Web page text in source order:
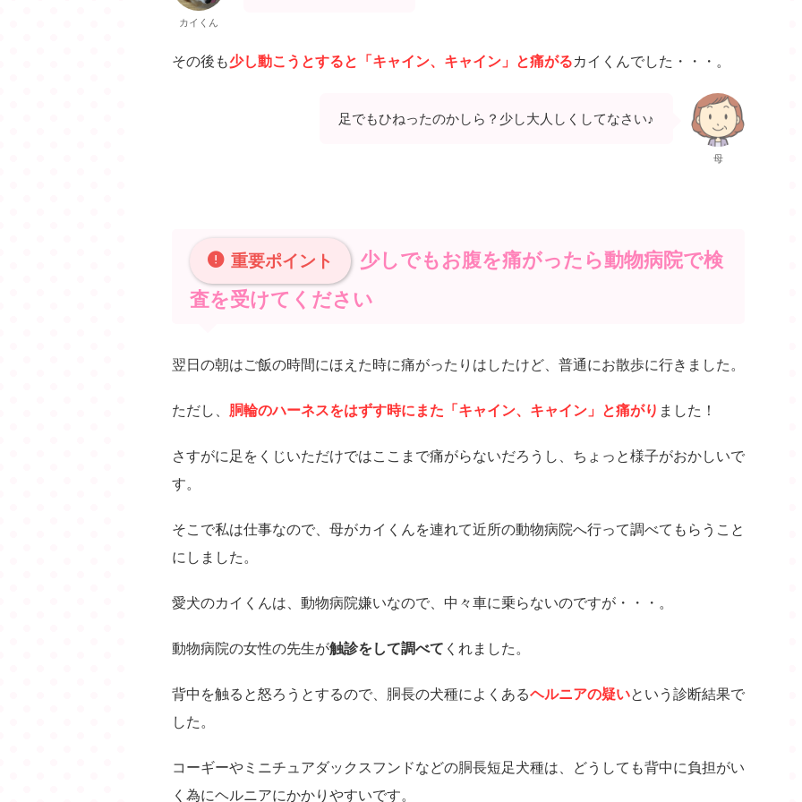
カイくん
その後も少し動こうとすると「キャイン、キャイン」と痛がるカイくんでした・・・。
足でもひねったのかしら？少し大人しくしてなさい♪
母
重要ポイント
少しでもお腹を痛がったら動物病院で検
査を受けてください
翌日の朝はご飯の時間にほえた時に痛がったりはしたけど、普通にお散歩に行きました。
ただし、 胴輪のハーネスをはずす時にまた「キャイン、キャイン」と痛がり ました！
さすがに足をくじいただけではここまで痛がらないだろうし、ちょっと様子がおかしいで
す。
そこで私は仕事なので、母がカイくんを連れて近所の動物病院へ行って調べてもらうこと
にしました。
愛犬のカイくんは、動物病院嫌いなので、中々車に乗らないのですが・・・。
動物病院の女性の先生が触診をして調べて くれました。
背中を触ると怒ろうとするので、胴長の犬種によくあるヘルニアの疑いという診断結果で
した。
コーギーやミニチュアダックスフンドなどの胴長短足犬種は、どうしても背中に負担がい
く為にヘルニアにかかりやすいです。